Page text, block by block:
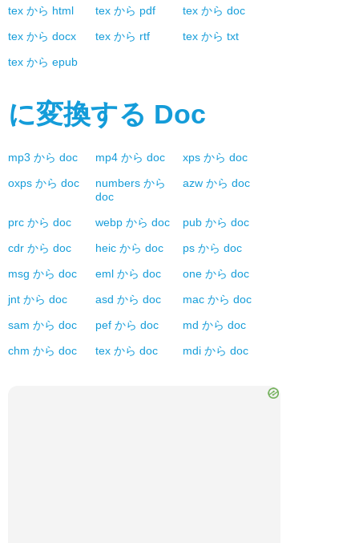
tex から html tex から pdf tex から doc
tex から docx tex から rtf tex から txt
tex から epub
に変換する Doc
mp3 から doc mp4 から doc xps から doc
oxps から doc numbers から
doc
azw から doc
prc から doc webp から doc pub から doc
cdr から doc heic から doc ps から doc
msg から doc eml から doc one から doc
jnt から doc asd から doc mac から doc
sam から doc pef から doc md から doc
chm から doc tex から doc mdi から doc